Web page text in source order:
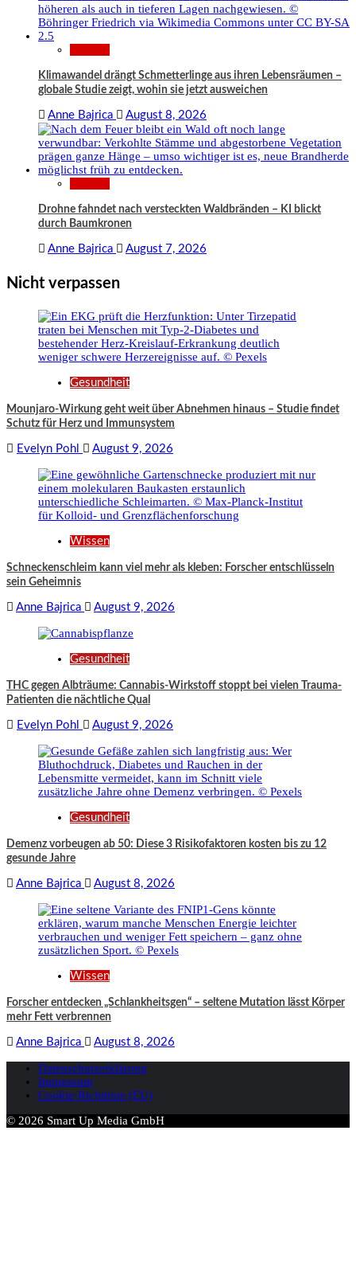
Klimawandel drängt Schmetterlinge aus ihren Lebensräumen –
globale Studie zeigt, wohin sie jetzt ausweichen
Anne Bajrica August 8, 2026
Drohne fahndet nach versteckten Waldbränden – KI blickt
durch Baumkronen
Anne Bajrica August 7, 2026
Nicht verpassen
Gesundheit
Mounjaro-Wirkung geht weit über Abnehmen hinaus – Studie findet
Schutz für Herz und Immunsystem
Evelyn Pohl August 9, 2026
Wissen
Schneckenschleim kann viel mehr als kleben: Forscher entschlüsseln
sein Geheimnis
Anne Bajrica August 9, 2026
Gesundheit
THC gegen Albträume: Cannabis-Wirkstoff stoppt bei vielen Trauma-
Patienten die nächtliche Qual
Evelyn Pohl August 9, 2026
Gesundheit
Demenz vorbeugen ab 50: Diese 3 Risikofaktoren kosten bis zu 12
gesunde Jahre
Anne Bajrica August 8, 2026
Wissen
Forscher entdecken „Schlankheitsgen“ – seltene Mutation lässt Körper
mehr Fett verbrennen
Anne Bajrica August 8, 2026
Datenschutzerklärung
Impressum
Cookie-Richtlinie (EU)
© 2026 Smart Up Media GmbH